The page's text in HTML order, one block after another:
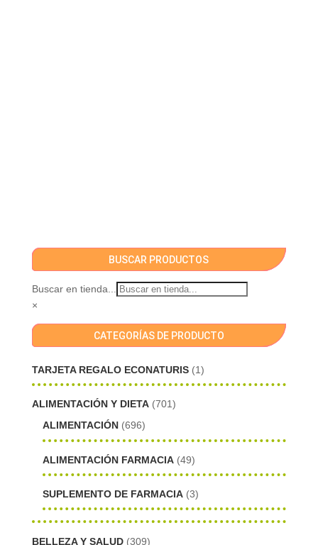
BUSCAR PRODUCTOS
Buscar en tienda...
×
CATEGORÍAS DE PRODUCTO
TARJETA REGALO ECONATURIS (1)
ALIMENTACIÓN Y DIETA (701)
ALIMENTACIÓN (696)
ALIMENTACIÓN FARMACIA (49)
SUPLEMENTO DE FARMACIA (3)
BELLEZA Y SALUD (309)